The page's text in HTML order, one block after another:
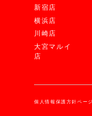
新宿店
横浜店
川崎店
大宮マルイ
店
個人情報保護方針ページ